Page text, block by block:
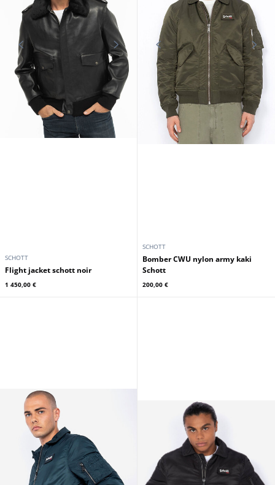
SCHOTT
Flight jacket schott noir
1 450,00 €
SCHOTT
Bomber CWU nylon army kaki
Schott
200,00 €